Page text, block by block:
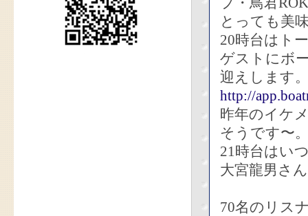
とっても美
20時台はト
ゲストにボ
迎えします
http://
昨年のイケ
そうです〜
21時台はい
大宮龍男さ
70名のリス